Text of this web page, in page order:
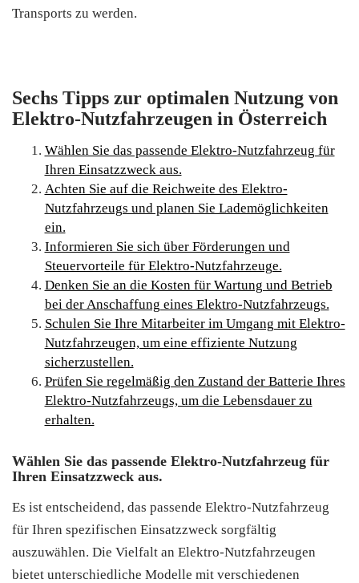
Transports zu werden.
Sechs Tipps zur optimalen Nutzung von
Elektro-Nutzfahrzeugen in Österreich
Wählen Sie das passende Elektro-Nutzfahrzeug für
Ihren Einsatzzweck aus.
Achten Sie auf die Reichweite des Elektro-
Nutzfahrzeugs und planen Sie Lademöglichkeiten
ein.
Informieren Sie sich über Förderungen und
Steuervorteile für Elektro-Nutzfahrzeuge.
Denken Sie an die Kosten für Wartung und Betrieb
bei der Anschaffung eines Elektro-Nutzfahrzeugs.
Schulen Sie Ihre Mitarbeiter im Umgang mit Elektro-
Nutzfahrzeugen, um eine effiziente Nutzung
sicherzustellen.
Prüfen Sie regelmäßig den Zustand der Batterie Ihres
Elektro-Nutzfahrzeugs, um die Lebensdauer zu
erhalten.
Wählen Sie das passende Elektro-Nutzfahrzeug für
Ihren Einsatzzweck aus.
Es ist entscheidend, das passende Elektro-Nutzfahrzeug
für Ihren spezifischen Einsatzzweck sorgfältig
auszuwählen. Die Vielfalt an Elektro-Nutzfahrzeugen
bietet unterschiedliche Modelle mit verschiedenen